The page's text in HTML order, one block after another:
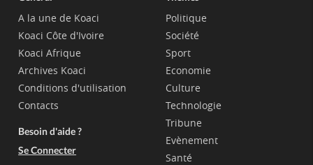
A la une de Koaci
Koaci Côte d'Ivoire
Koaci Afrique
Archives Koaci
Conditions d'utilisation
Contacts
Besoin d'aide ?
Se Connecter
Politique
Société
Sport
Economie
Culture
Technologie
Tribune
Evènement
Santé